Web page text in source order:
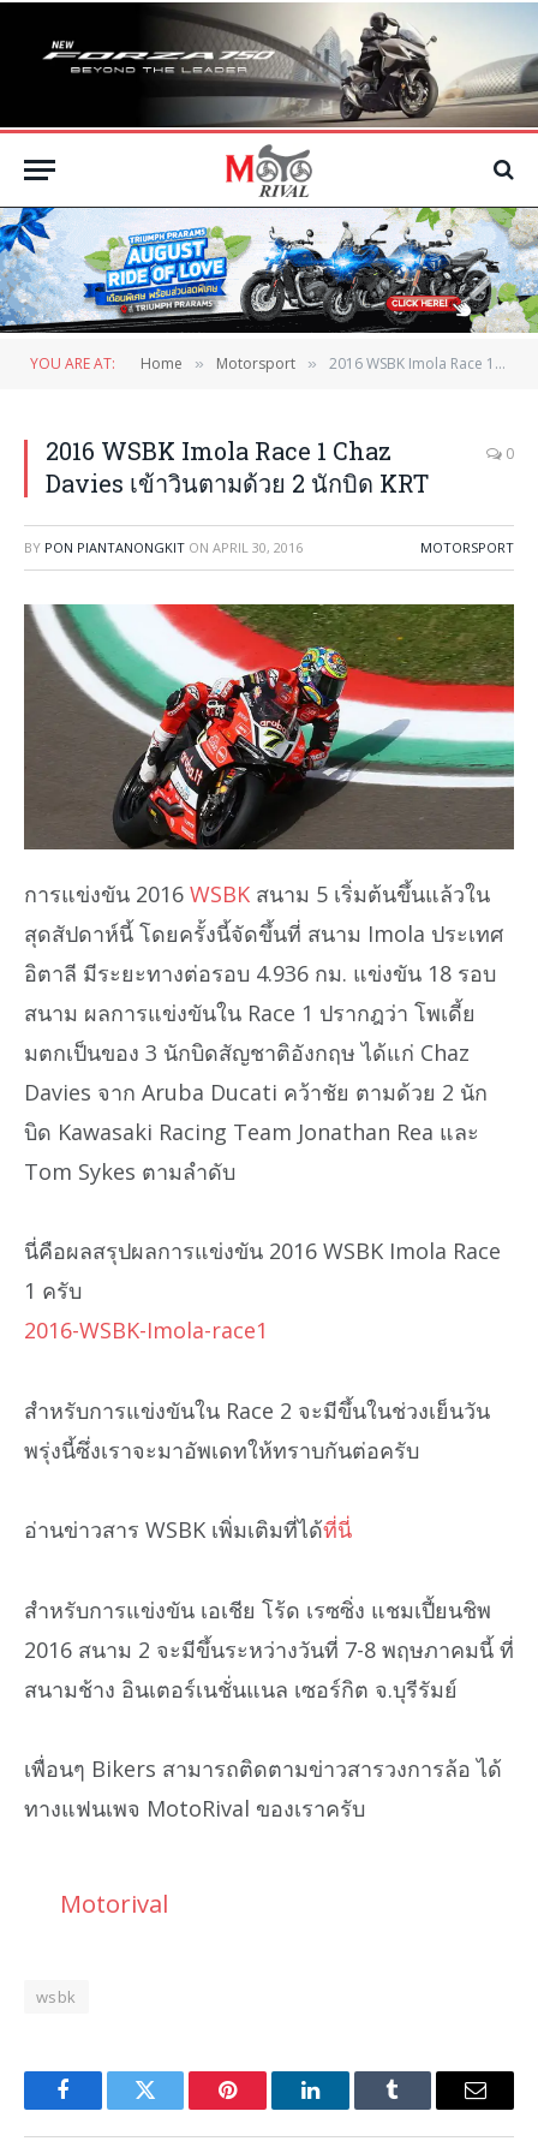
YOU ARE AT: Home » Motorsport » 2016 WSBK Imola Race 1 Chaz Davies เข้าวินตามด้วย 2 นักบิด KRT
2016 WSBK Imola Race 1 Chaz
Davies เข้าวินตามด้วย 2 นักบิด KRT
0
BY PON PIANTANONGKIT ON APRIL 30, 2016 MOTORSPORT
การแข่งขัน 2016 WSBK สนาม 5 เริ่มต้นขึ้นแล้วใน
สุดสัปดาห์นี้ โดยครั้งนี้จัดขึ้นที่ สนาม Imola ประเทศ
อิตาลี มีระยะทางต่อรอบ 4.936 กม. แข่งขัน 18 รอบ
สนาม ผลการแข่งขันใน Race 1 ปรากฎว่า โพเดี้ย
มตกเป็นของ 3 นักบิดสัญชาติอังกฤษ ได้แก่ Chaz
Davies จาก Aruba Ducati คว้าชัย ตามด้วย 2 นัก
บิด Kawasaki Racing Team Jonathan Rea และ
Tom Sykes ตามลำดับ
นี่คือผลสรุปผลการแข่งขัน 2016 WSBK Imola Race
1 ครับ
2016-WSBK-Imola-race1
สำหรับการแข่งขันใน Race 2 จะมีขึ้นในช่วงเย็นวัน
พรุ่งนี้ซึ่งเราจะมาอัพเดทให้ทราบกันต่อครับ
อ่านข่าวสาร WSBK เพิ่มเติมที่ได้ที่นี่
สำหรับการแข่งขัน เอเชีย โร้ด เรซซิ่ง แชมเปี้ยนชิพ
2016 สนาม 2 จะมีขึ้นระหว่างวันที่ 7-8 พฤษภาคมนี้ ที่
สนามช้าง อินเตอร์เนชั่นแนล เซอร์กิต จ.บุรีรัมย์
เพื่อนๆ Bikers สามารถติดตามข่าวสารวงการล้อ ได้
ทางแฟนเพจ MotoRival ของเราครับ
Motorival
wsbk
FacebookTwitter Pinterest LinkedInTumblr Email